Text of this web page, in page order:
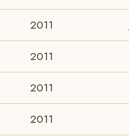
2011
2011
2011
2011